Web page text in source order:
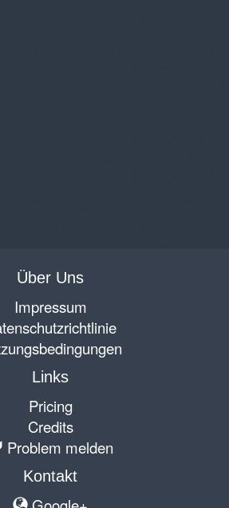
Über Uns
Impressum
Links
Pricing
Credits
Problem melden
Kontakt